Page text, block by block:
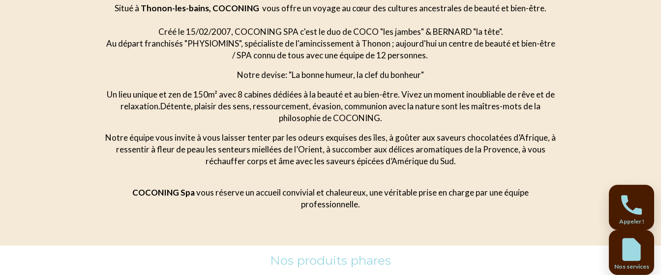
Situé à Thonon-les-bains, COCONING vous offre un voyage au cœur des cultures ancestrales de beauté et bien-être.
Créé le 15/02/2007, COCONING SPA c'est le duo de COCO "les jambes" & BERNARD "la tête".
Au départ franchisés "PHYSIOMINS", spécialiste de l'amincissement à Thonon ; aujourd'hui un centre de beauté et bien-être
/ SPA connu de tous avec une équipe de 12 personnes.
Notre devise: "La bonne humeur, la clef du bonheur"
Un lieu unique et zen de 150m² avec 8 cabines dédiées à la beauté et au bien-être. Vivez un moment inoubliable de rêve et de
relaxation.Détente, plaisir des sens, ressourcement, évasion, communion avec la nature sont les maîtres-mots de la
philosophie de COCONING.
Notre équipe vous invite à vous laisser tenter par les odeurs exquises des îles, à goûter aux saveurs chocolatées d’Afrique, à
ressentir à fleur de peau les senteurs miellées de l’Orient, à succomber aux délices aromatiques de la Provence, à vous
réchauffer corps et âme avec les saveurs épicées d’Amérique du Sud.
COCONING Spavous réserve un accueil convivial et chaleureux, une véritable prise en charge par une équipe
professionnelle.
Nos produits phares
Appeler !
Nos services